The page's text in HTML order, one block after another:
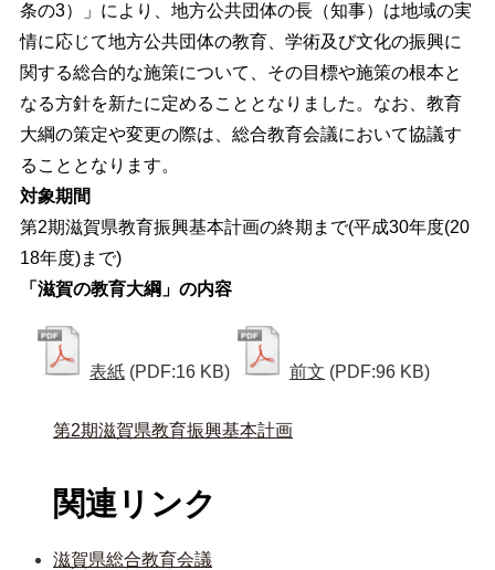
条の3）」により、地方公共団体の長（知事）は地域の実
情に応じて地方公共団体の教育、学術及び文化の振興に
関する総合的な施策について、その目標や施策の根本と
なる方針を新たに定めることとなりました。なお、教育
大綱の策定や変更の際は、総合教育会議において協議す
ることとなります。
対象期間
第2期滋賀県教育振興基本計画の終期まで(平成30年度(20
18年度)まで)
「滋賀の教育大綱」の内容
表紙 (PDF:16 KB) 前文 (PDF:96 KB)
第2期滋賀県教育振興基本計画
関連リンク
滋賀県総合教育会議